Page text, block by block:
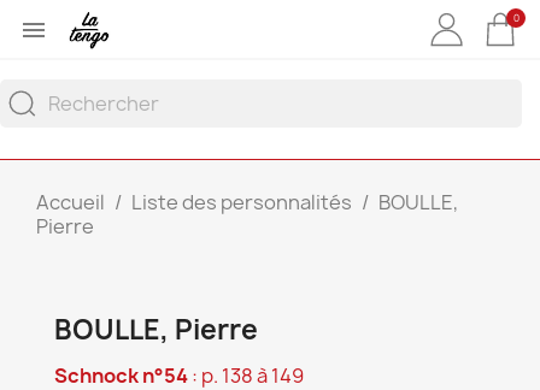
 0
Accueil Liste des personnalités
BOULLE,
Pierre
BOULLE, Pierre
Schnock n°54: p. 138 à 149